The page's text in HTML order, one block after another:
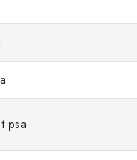
psa